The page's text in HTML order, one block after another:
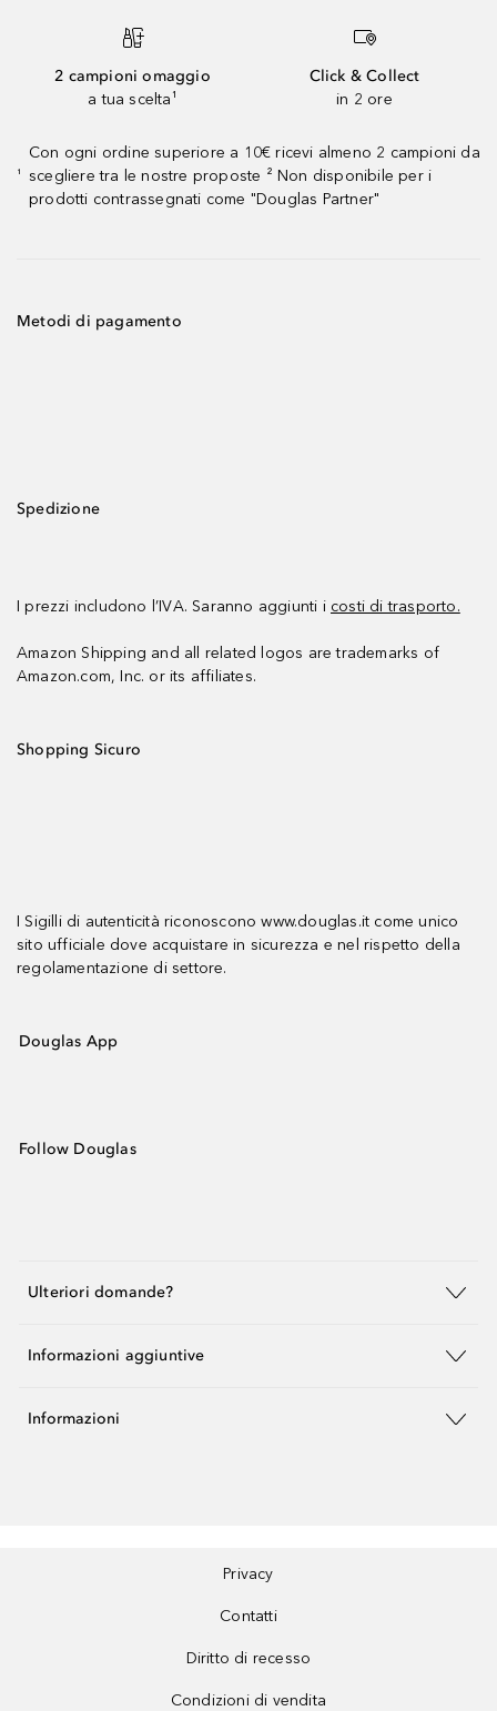
2 campioni omaggio
a tua scelta¹
Click & Collect
in 2 ore
¹
Con ogni ordine superiore a 10€ ricevi almeno 2 campioni da
scegliere tra le nostre proposte ² Non disponibile per i
prodotti contrassegnati come "Douglas Partner"
Metodi di pagamento
Spedizione
I prezzi includono l’IVA. Saranno aggiunti i costi di trasporto.
Amazon Shipping and all related logos are trademarks of
Amazon.com, Inc. or its affiliates.
Shopping Sicuro
I Sigilli di autenticità riconoscono www.douglas.it come unico
sito ufficiale dove acquistare in sicurezza e nel rispetto della
regolamentazione di settore.
Douglas App
Follow Douglas
Ulteriori domande?
Informazioni aggiuntive
Informazioni
Privacy
Contatti
Diritto di recesso
Condizioni di vendita